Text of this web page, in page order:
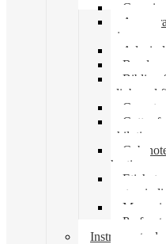
Cosuri
Ace
pioneze
Adeziv
Banda
clipboard
Cutter
ghilotina
Cub
hartie
Etichete
carton
Mape si
Instrumente de